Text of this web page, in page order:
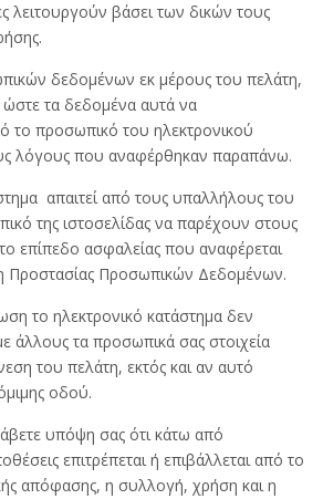
λειτουργούν βάσει των δικών τους
δεδομένων εκ μέρους του πελάτη,
ώστε τα δεδομένα αυτά να
το προσωπικό του ηλεκτρονικού
λόγους που αναφέρθηκαν παραπάνω.
απαιτεί από τους υπαλλήλους του
της ιστοσελίδας να παρέχουν στους
επίπεδο ασφαλείας που αναφέρεται
Προσωπικών Δεδομένων.
το ηλεκτρονικό κατάστημα δεν
άλλους τα προσωπικά σας στοιχεία
του πελάτη, εκτός και αν αυτό
οδού.
υπόψη σας ότι κάτω από
επιτρέπεται ή επιβάλλεται από το
απόφασης, η συλλογή, χρήση και η